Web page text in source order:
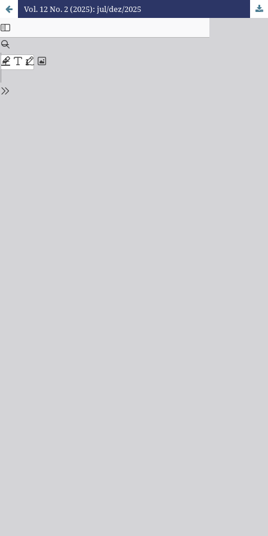
Vol. 12 No. 2 (2025): jul/dez/2025